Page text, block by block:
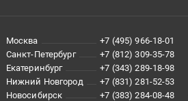
Москва
+7 (495) 966-18-01
Санкт-Петербург
+7 (812) 309-35-78
Екатеринбург
+7 (343) 289-18-98
Нижний Новгород
+7 (831) 281-52-53
Новосибирск
+7 (383) 284-08-48